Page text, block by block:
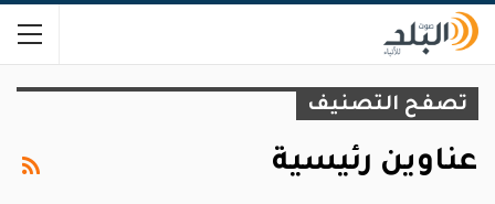
تصفح التصنيف
عناوين رئيسية